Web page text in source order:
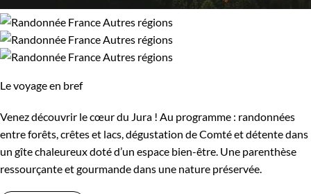
Itinérance
Itinérant En étoile
Patrimoine et Nature
Le voyage en bref
Venez découvrir le cœur du Jura ! Au programme : randonnées
entre forêts, crêtes et lacs, dégustation de Comté et détente dans
un gîte chaleureux doté d’un espace bien-être. Une parenthèse
ressourçante et gourmande dans une nature préservée.